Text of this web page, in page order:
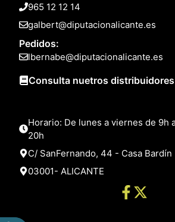
965 12 12 14
galbert@diputacionalicante.es
Pedidos:
lbernabe@diputacionalicante.es
Consulta nuetros distribuidores
Horario: De lunes a viernes de 9h
20h
C/ SanFernando, 44 - Casa Bardín
03001- ALICANTE